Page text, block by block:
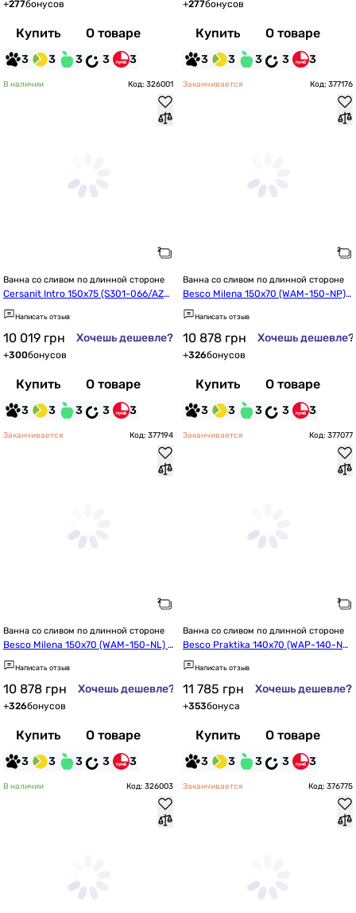
+277бонусов
Купить О товаре
3 3 3 3 3
+277бонусов
Купить О товаре
3 3 3 3 3
В наличии Код: 326001
Ванна со сливом по длинной стороне
Cersanit Intro 150x75 (S301-066/AZB
R1000020036)
Написать отзыв
10 019 грн Хочешь дешевле?
+300бонусов
Купить О товаре
3 3 3 3 3
Заканчивается Код: 377176
Ванна со сливом по длинной стороне
Besco Milena 150x70 (WAM-150-NP)
правая
Написать отзыв
10 878 грн Хочешь дешевле?
+326бонусов
Купить О товаре
3 3 3 3 3
Заканчивается Код: 377194
Ванна со сливом по длинной стороне
Besco Milena 150x70 (WAM-150-NL) л
евая
Написать отзыв
10 878 грн Хочешь дешевле?
+326бонусов
Купить О товаре
3 3 3 3 3
Заканчивается Код: 377077
Ванна со сливом по длинной стороне
Besco Praktika 140x70 (WAP-140-NL)
левая
Написать отзыв
11 785 грн Хочешь дешевле?
+353бонуса
Купить О товаре
3 3 3 3 3
В наличии Код: 326003 Заканчивается Код: 376775